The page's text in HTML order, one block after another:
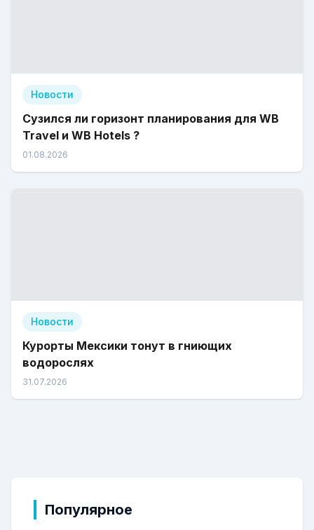
Новости
Сузился ли горизонт планирования для WB
Travel и WB Hotels ?
01.08.2026
Новости
Курорты Мексики тонут в гниющих
водорослях
31.07.2026
Популярное